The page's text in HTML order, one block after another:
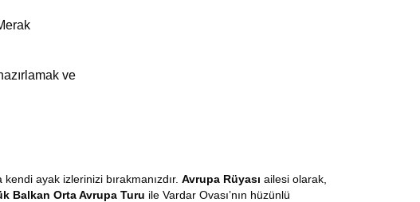
ve
ayak izlerinizi bırakmanızdır. Avrupa Rüyası ailesi olarak,
Balkan Orta Avrupa Turu ile Vardar Ovası’nın hüzünlü